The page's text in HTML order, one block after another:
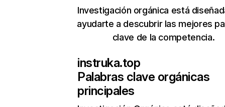
Investigación orgánica está
ayudarte a descubrir las mejores
clave de la competencia.
instruka.top
Palabras clave orgánicas
principales